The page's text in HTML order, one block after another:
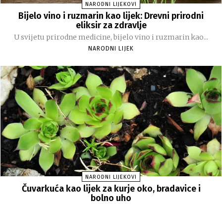
NARODNI LIJEKOVI
Bijelo vino i ruzmarin kao lijek: Drevni prirodni
eliksir za zdravlje
U svijetu prirodne medicine, bijelo vino i ruzmarin kao...
NARODNI LIJEK
NARODNI LIJEKOVI
Čuvarkuća kao lijek za kurje oko, bradavice i
bolno uho